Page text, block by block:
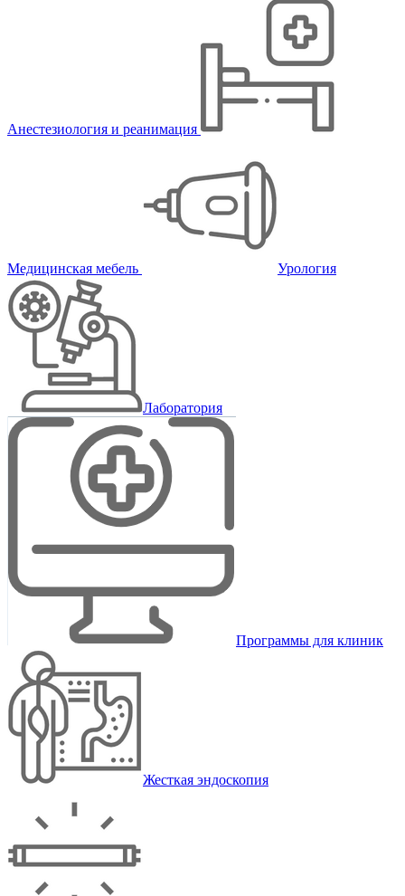
Анестезиология и реанимация
Медицинская мебель Урология
Лаборатория
Программы для клиник
Жесткая эндоскопия